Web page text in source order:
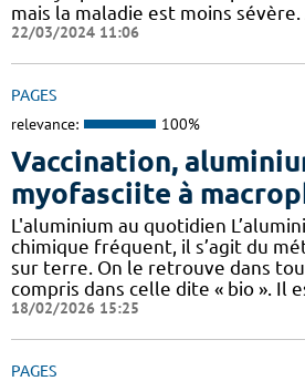
mais la maladie est moins sévère.
22/03/2024 11:06
PAGES
relevance: 100%
Vaccination,
myofasciite à
L'aluminium au quotidien
chimique fréquent, il s’agit du
sur terre. On le retrouve dans
compris dans celle dite « bio ». Il
18/02/2026 15:25
PAGES